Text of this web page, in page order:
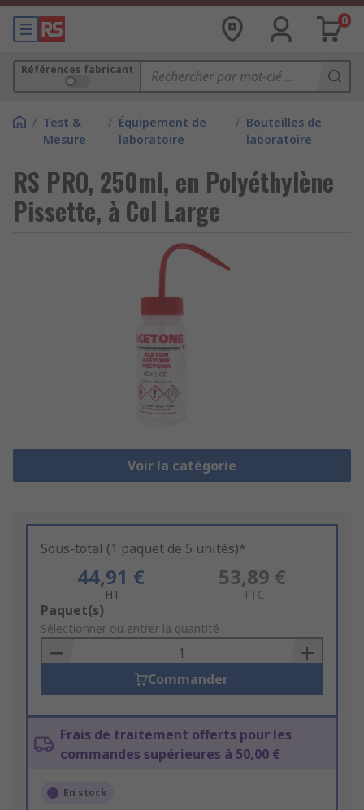
0
Références fabricant
/ Test &
Mesure
/ Équipement de
laboratoire
/ Bouteilles de
laboratoire
RS PRO, 250ml, en Polyéthylène
Pissette, à Col Large
Voir la catégorie
Sous-total (1 paquet de 5 unités)*
44,91 €
HT
53,89 €
TTC
Add
to
Basket
Paquet(s)
Sélectionner ou entrer la quantité
Commander
Frais de traitement offerts pour les
commandes supérieures à 50,00 €
En stock